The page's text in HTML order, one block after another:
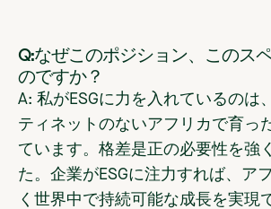
Q:なぜこのポジション、このス
のですか？
A: 私がESGに力を入れているのは
ティネットのないアフリカで育っ
ています。格差是正の必要性を強
た。企業がESGに注力すれば、ア
く世界中で持続可能な成長を実現